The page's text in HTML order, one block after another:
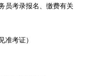
员考录报名、缴费有关
准考证）